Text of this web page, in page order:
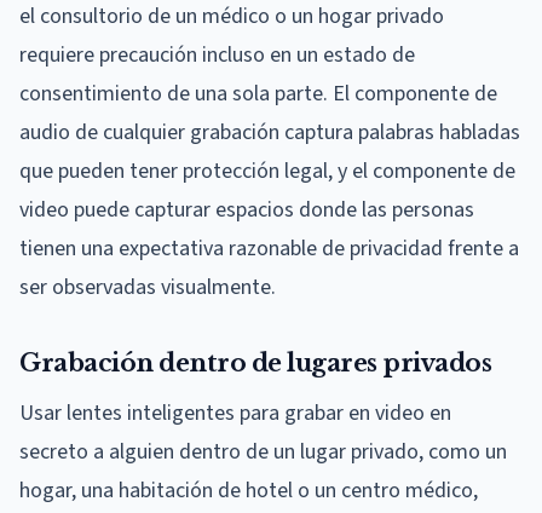
el consultorio de un médico o un hogar privado
requiere precaución incluso en un estado de
consentimiento de una sola parte. El componente de
audio de cualquier grabación captura palabras habladas
que pueden tener protección legal, y el componente de
video puede capturar espacios donde las personas
tienen una expectativa razonable de privacidad frente a
ser observadas visualmente.
Grabación dentro de lugares privados
Usar lentes inteligentes para grabar en video en
secreto a alguien dentro de un lugar privado, como un
hogar, una habitación de hotel o un centro médico,